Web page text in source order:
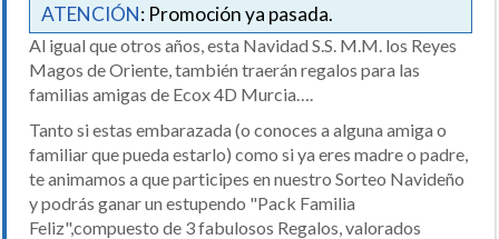
ATENCIÓN: Promoción ya pasada.
Al igual que otros años, esta Navidad S.S. M.M. los Reyes
Magos de Oriente, también traerán regalos para las
familias amigas de Ecox 4D Murcia….
Tanto si estas embarazada (o conoces a alguna amiga o
familiar que pueda estarlo) como si ya eres madre o padre,
te animamos a que participes en nuestro Sorteo Navideño
y podrás ganar un estupendo "Pack Familia
Feliz",compuesto de 3 fabulosos Regalos, valorados